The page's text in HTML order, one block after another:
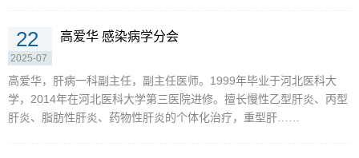
22
2025-07
高爱华 感染病学分会
高爱华，肝病一科副主任，副主任医师。1999年毕业于河北医科大
学，2014年在河北医科大学第三医院进修。擅长慢性乙型肝炎、丙型
肝炎、脂肪性肝炎、药物性肝炎的个体化治疗，重型肝……